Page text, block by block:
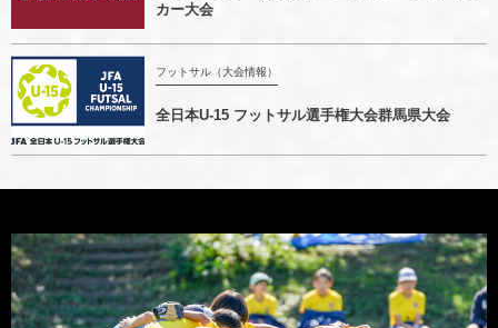
カー大会
フットサル（大会情報）
全日本U-15 フットサル選手権大会群馬県大会